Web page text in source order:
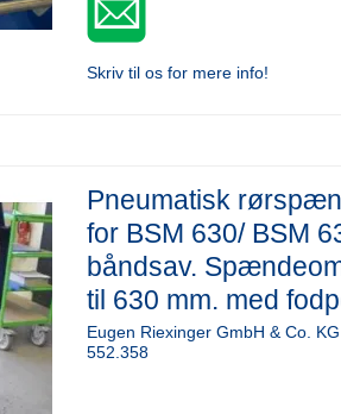
Skriv til os for mere info!
Pneumatisk
for BSM 630/ BSM
båndsav.
til 630 mm. med
Eugen Riexinger GmbH & Co. KG
552.358